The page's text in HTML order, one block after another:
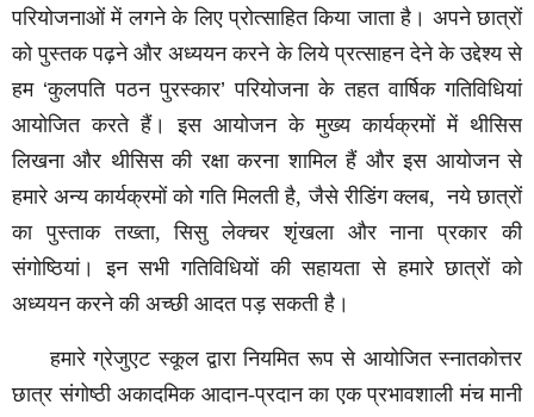
परियोजनाओं में लगने के लिए प्रोत्साहित किया जाता है। अपने छात्रों
को पुस्तक पढ़ने और अध्ययन करने के लिये प्रत्साहन देने के उद्देश्य से
हम ‘कुलपति पठन पुरस्कार’ परियोजना के तहत वार्षिक गतिविधियां
आयोजित करते हैं। इस आयोजन के मुख्य कार्यक्रमों में थीसिस
लिखना और थीसिस की रक्षा करना शामिल हैं और इस आयोजन से
हमारे अन्य कार्यक्रमों को गति मिलती है, जैसे रीडिंग क्लब, नये छात्रों
का पुस्ताक तख्ता, सिसु लेक्चर शृंखला और नाना प्रकार की
संगोष्ठियां। इन सभी गतिविधियों की सहायता से हमारे छात्रों को
अध्ययन करने की अच्छी आदत पड़ सकती है।
हमारे ग्रेजुएट स्कूल द्वारा नियमित रूप से आयोजित स्नातकोत्तर
छात्र संगोष्ठी अकादमिक आदान-प्रदान का एक प्रभावशाली मंच मानी